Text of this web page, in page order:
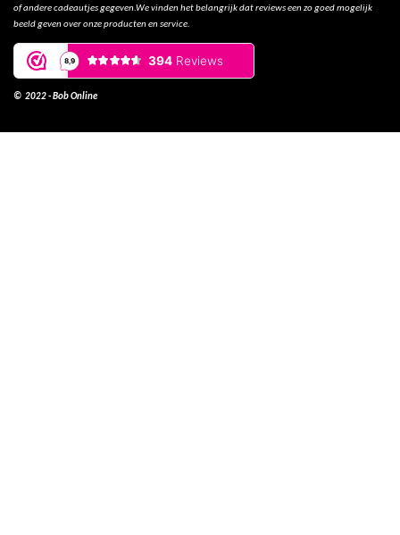
of andere cadeautjes gegeven.We vinden het belangrijk dat reviews een zo goed mogelijk
beeld geven over onze producten en service.
© 2022 - Bob Online